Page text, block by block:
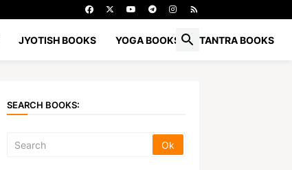
JYOTISH BOOKS YOGA BOOKS TANTRA BOOKS
SEARCH BOOKS: